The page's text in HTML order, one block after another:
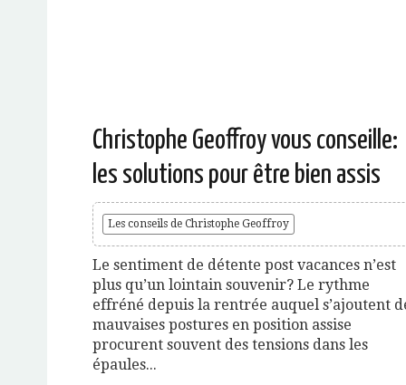
Christophe Geoffroy vous conseille:
les solutions pour être bien assis
Les conseils de Christophe Geoffroy
Le sentiment de détente post vacances n’est
plus qu’un lointain souvenir? Le rythme
effréné depuis la rentrée auquel s’ajoutent
mauvaises postures en position assise
procurent souvent des tensions dans les
épaules...